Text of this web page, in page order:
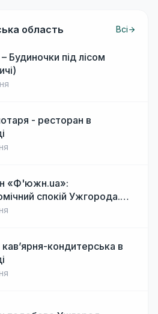
область Всі
Будиночки під лісом
- ресторан в
«Ф'южн.ua»:
спокій Ужгорода.
локальна кухня, затишок
кав’ярня-кондитерська в